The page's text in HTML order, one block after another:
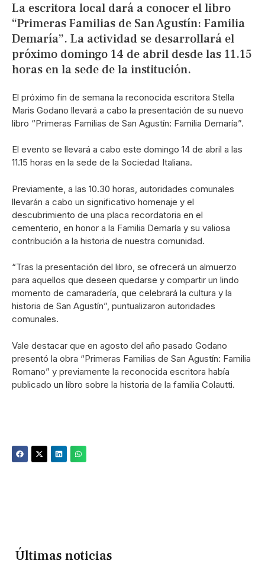
La escritora local dará a conocer el libro
“Primeras Familias de San Agustín: Familia
Demaría”. La actividad se desarrollará el
próximo domingo 14 de abril desde las 11.15
horas en la sede de la institución.
El próximo fin de semana la reconocida escritora Stella
Maris Godano llevará a cabo la presentación de su nuevo
libro “Primeras Familias de San Agustín: Familia Demaría”.
El evento se llevará a cabo este domingo 14 de abril a las
11.15 horas en la sede de la Sociedad Italiana.
Previamente, a las 10.30 horas, autoridades comunales
llevarán a cabo un significativo homenaje y el
descubrimiento de una placa recordatoria en el
cementerio, en honor a la Familia Demaría y su valiosa
contribución a la historia de nuestra comunidad.
“Tras la presentación del libro, se ofrecerá un almuerzo
para aquellos que deseen quedarse y compartir un lindo
momento de camaradería, que celebrará la cultura y la
historia de San Agustín”, puntualizaron autoridades
comunales.
Vale destacar que en agosto del año pasado Godano
presentó la obra “Primeras Familias de San Agustín: Familia
Romano” y previamente la reconocida escritora había
publicado un libro sobre la historia de la familia Colautti.
Últimas noticias